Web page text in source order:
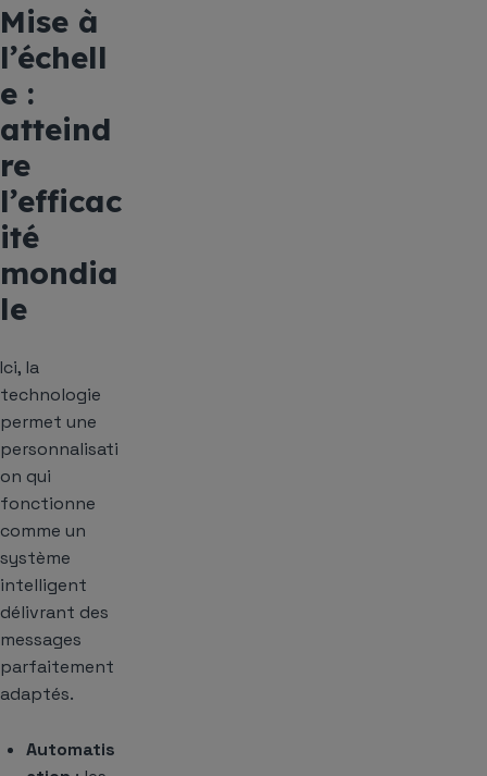
Mise à
l’échell
e :
atteind
re
l’efficac
ité
mondia
le
Ici, la
technologie
permet une
personnalisati
on qui
fonctionne
comme un
système
intelligent
délivrant des
messages
parfaitement
adaptés.
Automatis